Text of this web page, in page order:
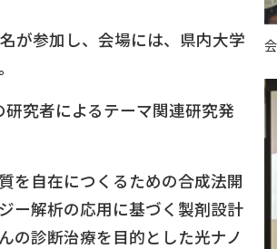
が参加し、会場には、県内大学
究者によるテーマ関連研究発
を自在につくるための合成法開
ー解析の応用に基づく製剤設計
の診断治療を目的とした光ナノ